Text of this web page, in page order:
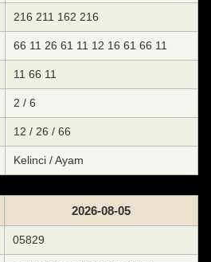
216 211 162 216
66 11 26 61 11 12 16 61 66 11
11 66 11
2 / 6
12 / 26 / 66
Kelinci / Ayam
2026-08-05
05829